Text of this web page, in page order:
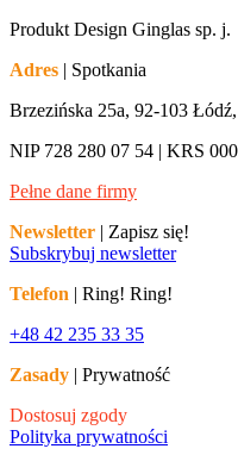
Produkt Design Ginglas sp. j.
Adres | Spotkania
Brzezińska 25a, 92-103
NIP 728 280 07 54 | KRS
Pełne dane firmy
Newsletter | Zapisz się!
Subskrybuj newsletter
Telefon | Ring! Ring!
+48 42 235 33 35
Zasady | Prywatność
Dostosuj zgody
Polityka prywatności